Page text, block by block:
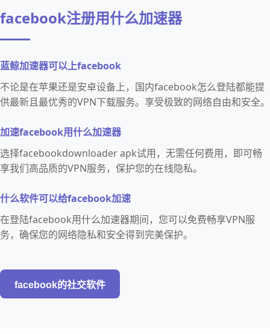
facebook注册用什么加速器
蓝鲸加速器可以上facebook
不论是在苹果还是安卓设备上，国内facebook怎么登陆都能提
供最新且最优秀的VPN下载服务。享受极致的网络自由和安全。
加速facebook用什么加速器
选择facebookdownloader apk试用，无需任何费用，即可畅
享我们高品质的VPN服务，保护您的在线隐私。
什么软件可以给facebook加速
在登陆facebook用什么加速器期间，您可以免费畅享VPN服
务，确保您的网络隐私和安全得到完美保护。
facebook的社交软件